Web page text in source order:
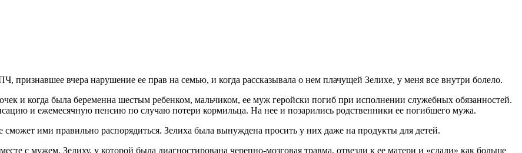
вчера нарушение ее прав на семью, и когда рассказывала о нем плачущей Зелихе, у меня все внутри болело.
и когда была беременна шестым ребенком, мальчиком, ее муж геройски погиб при исполнении служебных обязанностей.
и ежемесячную пенсию по случаю потери кормильца. На нее и позарились родственники ее погибшего мужа.
ими правильно распорядиться. Зелиха была вынуждена просить у них даже на продукты для детей.
с мужем. Зелиху, у которой была диагностирована черепно-мозговая травма, отвезли к ее матери и «сдали» как больше